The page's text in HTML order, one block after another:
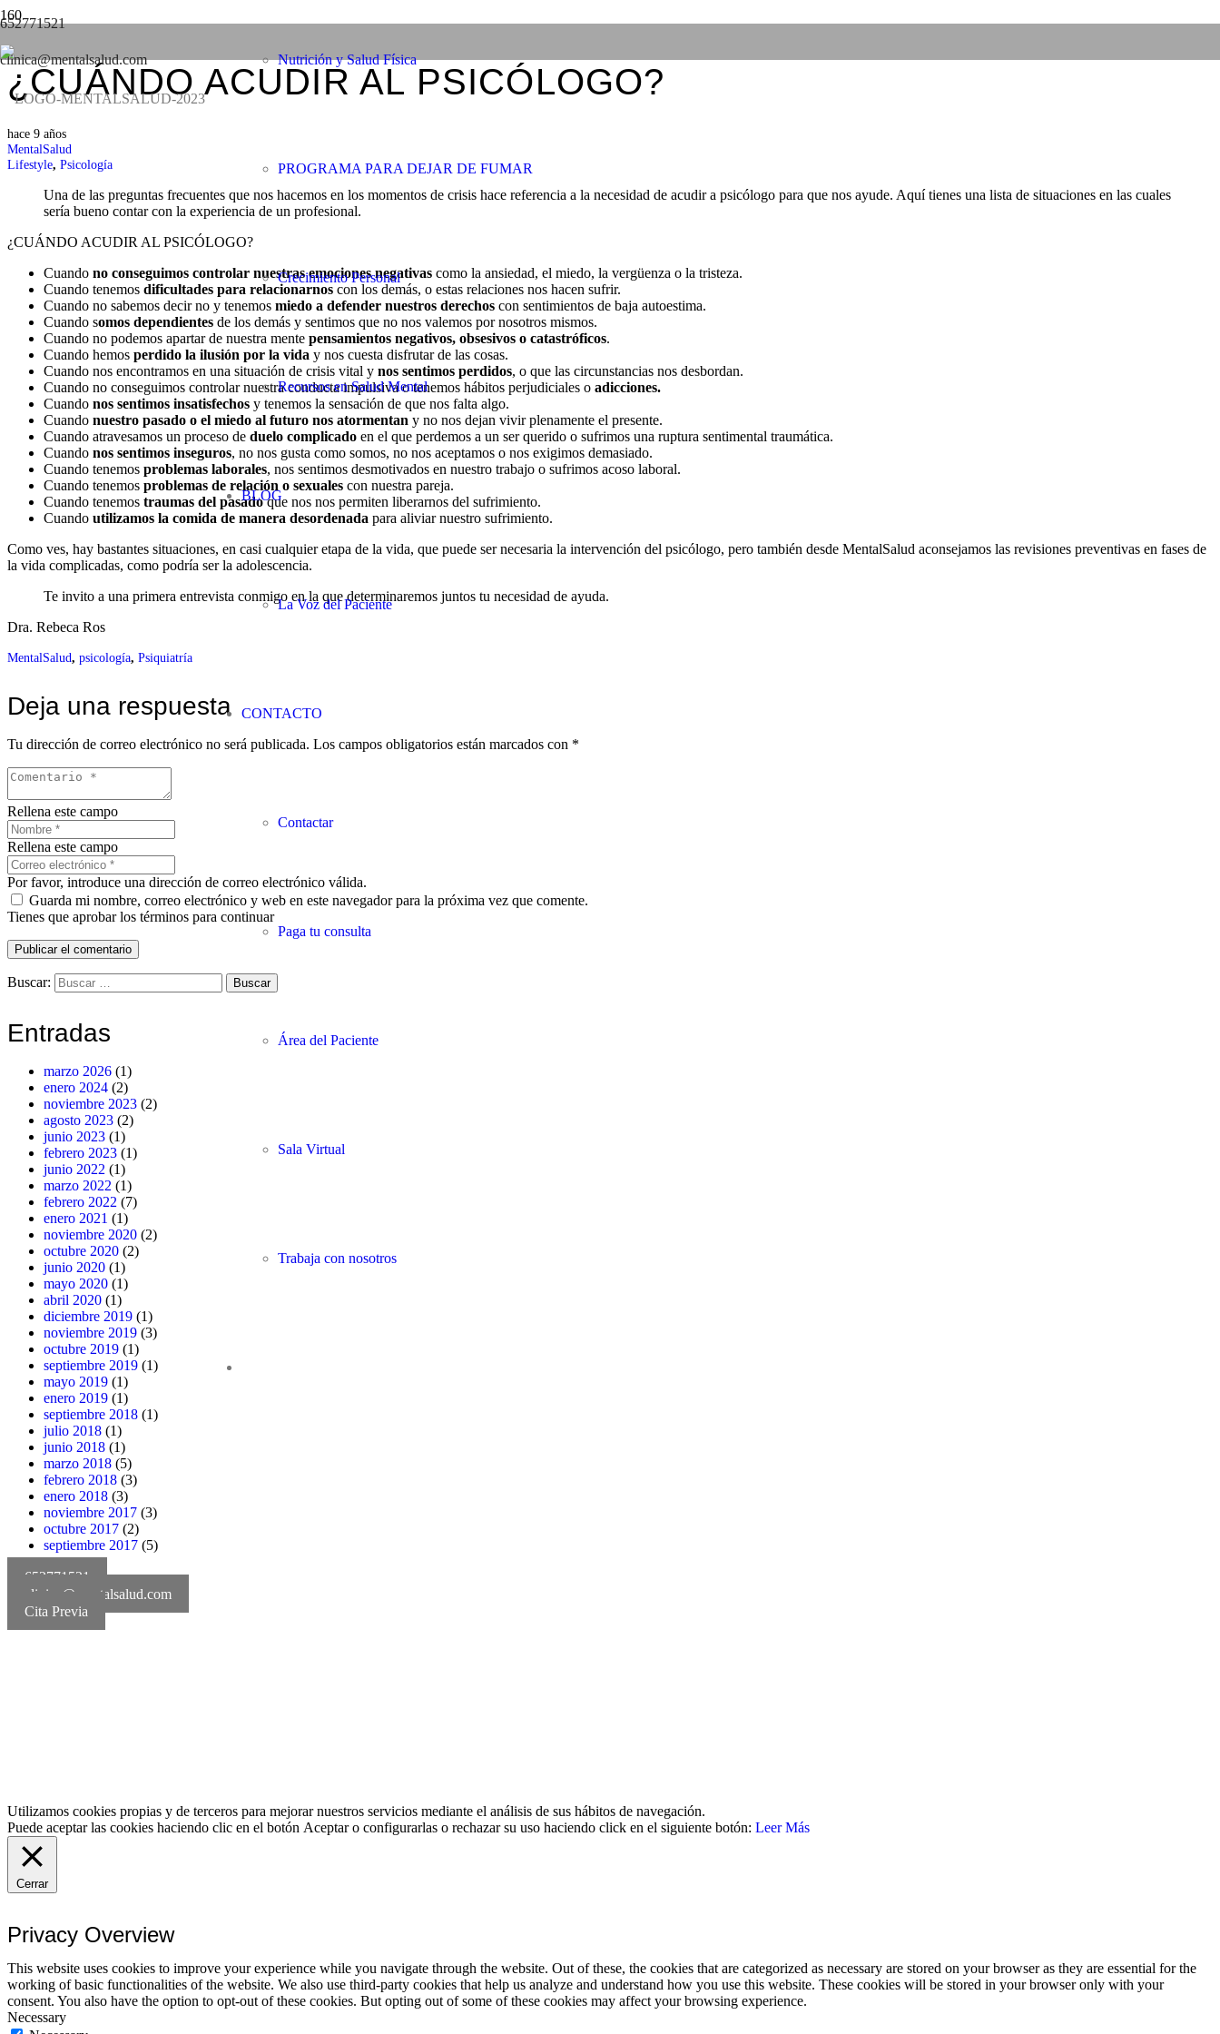
652771521
clinica@mentalsalud.com Nutrición y Salud Física
PROGRAMA PARA DEJAR DE FUMAR
Crecimiento Personal
Recursos en Salud Mental
BLOG
La Voz del Paciente
CONTACTO
Contactar
Paga tu consulta
Área del Paciente
Sala Virtual
Trabaja con nosotros
¿CUÁNDO ACUDIR AL PSICÓLOGO?
hace 9 años
MentalSalud
Lifestyle, Psicología
Una de las preguntas frecuentes que nos hacemos en los momentos de crisis hace referencia a la necesidad de acudir a psicólogo para que nos ayude. Aquí tienes una lista de situaciones en las cuales
sería bueno contar con la experiencia de un profesional.
¿CUÁNDO ACUDIR AL PSICÓLOGO?
Cuando no conseguimos controlar nuestras emociones negativas como la ansiedad, el miedo, la vergüenza o la tristeza.
Cuando tenemos dificultades para relacionarnos con los demás, o estas relaciones nos hacen sufrir.
Cuando no sabemos decir no y tenemos miedo a defender nuestros derechos con sentimientos de baja autoestima.
Cuando somos dependientes de los demás y sentimos que no nos valemos por nosotros mismos.
Cuando no podemos apartar de nuestra mente pensamientos negativos, obsesivos o catastróficos.
Cuando hemos perdido la ilusión por la vida y nos cuesta disfrutar de las cosas.
Cuando nos encontramos en una situación de crisis vital y nos sentimos perdidos, o que las circunstancias nos desbordan.
Cuando no conseguimos controlar nuestra conducta impulsiva o tenemos hábitos perjudiciales o adicciones.
Cuando nos sentimos insatisfechos y tenemos la sensación de que nos falta algo.
Cuando nuestro pasado o el miedo al futuro nos atormentan y no nos dejan vivir plenamente el presente.
Cuando atravesamos un proceso de duelo complicado en el que perdemos a un ser querido o sufrimos una ruptura sentimental traumática.
Cuando nos sentimos inseguros, no nos gusta como somos, no nos aceptamos o nos exigimos demasiado.
Cuando tenemos problemas laborales, nos sentimos desmotivados en nuestro trabajo o sufrimos acoso laboral.
Cuando tenemos problemas de relación o sexuales con nuestra pareja.
Cuando tenemos traumas del pasadoque nos nos permiten liberarnos del sufrimiento.
Cuando utilizamos la comida de manera desordenada para aliviar nuestro sufrimiento.
Como ves, hay bastantes situaciones, en casi cualquier etapa de la vida, que puede ser necesaria la intervención del psicólogo, pero también desde MentalSalud aconsejamos las revisiones preventivas en fases de
la vida complicadas, como podría ser la adolescencia.
Te invito a una primera entrevista conmigo en la que determinaremos juntos tu necesidad de ayuda.
Dra. Rebeca Ros
MentalSalud, psicología, Psiquiatría
Deja una respuesta
Tu dirección de correo electrónico no será publicada. Los campos obligatorios están marcados con *
Rellena este campo
Rellena este campo
Por favor, introduce una dirección de correo electrónico válida.
Guarda mi nombre, correo electrónico y web en este navegador para la próxima vez que comente.
Tienes que aprobar los términos para continuar
Publicar el comentario
Buscar:
Entradas
marzo 2026 (1)
enero 2024 (2)
noviembre 2023 (2)
agosto 2023 (2)
junio 2023 (1)
febrero 2023 (1)
junio 2022 (1)
marzo 2022 (1)
febrero 2022 (7)
enero 2021 (1)
noviembre 2020 (2)
octubre 2020 (2)
junio 2020 (1)
mayo 2020 (1)
abril 2020 (1)
diciembre 2019 (1)
noviembre 2019 (3)
octubre 2019 (1)
septiembre 2019 (1)
mayo 2019 (1)
enero 2019 (1)
septiembre 2018 (1)
julio 2018 (1)
junio 2018 (1)
marzo 2018 (5)
febrero 2018 (3)
enero 2018 (3)
noviembre 2017 (3)
octubre 2017 (2)
septiembre 2017 (5)
652771521
clinica@mentalsalud.com
Cita Previa
Utilizamos cookies propias y de terceros para mejorar nuestros servicios mediante el análisis de sus hábitos de navegación.
Puede aceptar las cookies haciendo clic en el botón Aceptaro configurarlas o rechazar su uso haciendo click en el siguiente botón: Leer Más
Cerrar
Privacy Overview
This website uses cookies to improve your experience while you navigate through the website. Out of these, the cookies that are categorized as necessary are stored on your browser as they are essential for the
working of basic functionalities of the website. We also use third-party cookies that help us analyze and understand how you use this website. These cookies will be stored in your browser only with your
consent. You also have the option to opt-out of these cookies. But opting out of some of these cookies may affect your browsing experience.
Necessary